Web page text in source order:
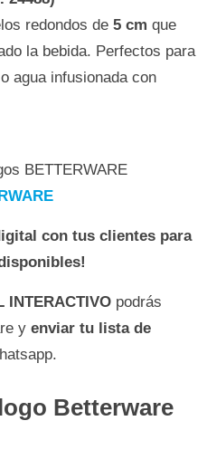
redondos de 5 cm que
la bebida. Perfectos para
agua infusionada con
BETTERWARE
con tus clientes para
INTERACTIVO podrás
y enviar tu lista de
Betterware